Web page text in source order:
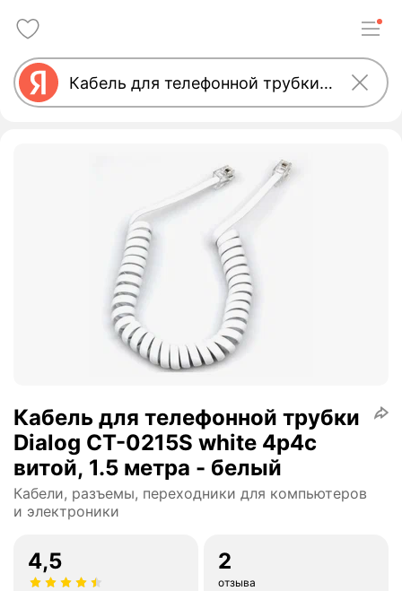
Кабель для телефонной трубки
Dialog CT-0215S white 4p4c
витой, 1.5 метра - белый
Кабели, разъемы, переходники для компьютеров
и электроники
4,5 2
отзыва